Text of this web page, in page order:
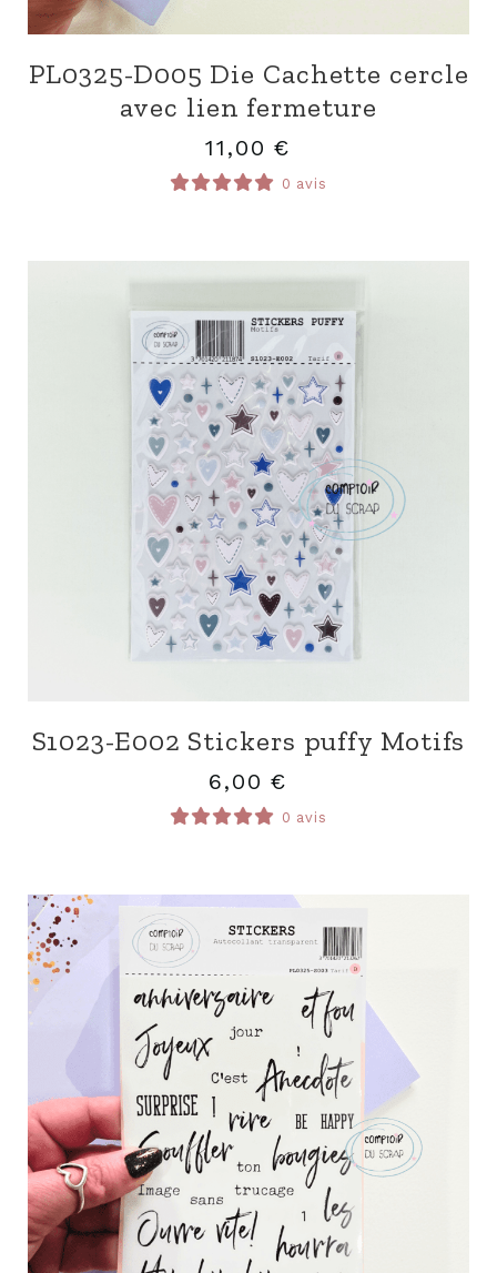
PL0325-D005 Die Cachette cercle
avec lien fermeture
11,00 €
0 avis
S1023-E002 Stickers puffy Motifs
6,00 €
0 avis